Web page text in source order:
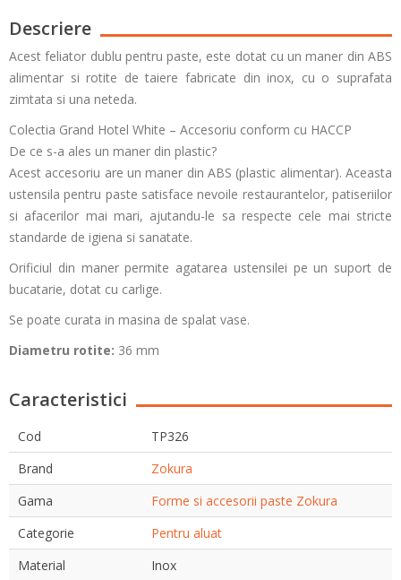
Descriere
Acest feliator dublu pentru paste, este dotat cu un maner din ABS
alimentar si rotite de taiere fabricate din inox, cu o suprafata
zimtata si una neteda.
Colectia Grand Hotel White – Accesoriu conform cu HACCP
De ce s-a ales un maner din plastic?
Acest accesoriu are un maner din ABS (plastic alimentar). Aceasta
ustensila pentru paste satisface nevoile restaurantelor, patiseriilor
si afacerilor mai mari, ajutandu-le sa respecte cele mai stricte
standarde de igiena si sanatate.
Orificiul din maner permite agatarea ustensilei pe un suport de
bucatarie, dotat cu carlige.
Se poate curata in masina de spalat vase.
Diametru rotite: 36 mm
Caracteristici
Cod
TP326
Brand
Zokura
Gama
Forme si accesorii paste Zokura
Categorie
Pentru aluat
Material
Inox